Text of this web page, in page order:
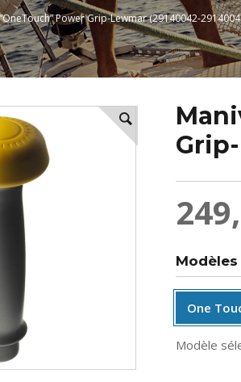
Power Grip-Lewmar (29140042-
Modèles
One
Modèle